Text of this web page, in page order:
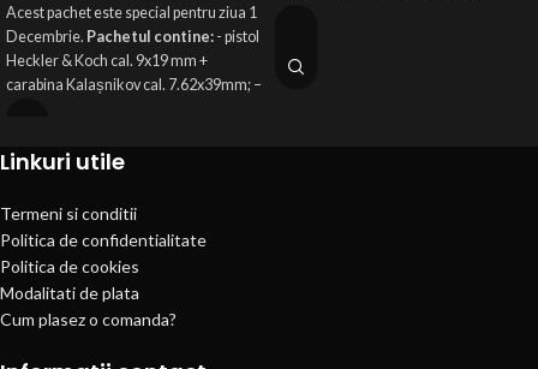
Acest pachet este special pentru ziua 1
Decembrie. Pachetul contine: - pistol
Heckler & Koch cal. 9x19 mm +
carabina Kalașnikov cal. 7.62x39mm; –
tragere + instructor; - echipament
+ochelari) Pachetul este individual
necesara programarea telefonica la
nr.0771 676 134.
fișă
Linkuri utile
Termeni si conditii
Politica de confidentialitate
Politica de cookies
Modalitati de plata
Cum plasez o comanda?